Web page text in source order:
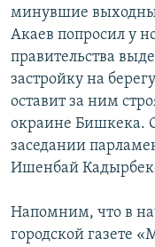
минувшие
Акаев попросил у
правительства
застройку на
оставит за ним
окраине Бишкека.
заседании
Ишенбай
Напомним, что в
городской газете